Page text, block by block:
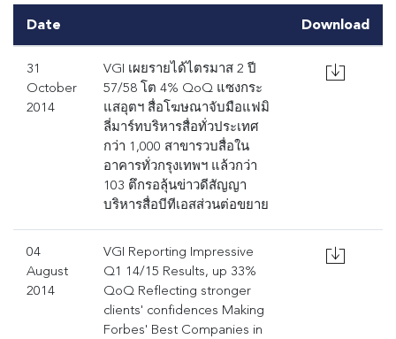
Date Download
31
October
2014
VGI เผยรายได้ไตรมาส 2 ปี
57/58 โต 4% QoQ แซงกระ
แสอุตฯ สื่อโฆษณาจับมือแฟมิ
ลี่มาร์ทบริหารสื่อทั่วประเทศ
กว่า 1,000 สาขารวบสื่อใน
อาคารทั่วกรุงเทพฯ แล้วกว่า
103 ตึกรอลุ้นข่าวดีสัญญา
บริหารสื่อบีทีเอสส่วนต่อขยาย
04
August
2014
VGI Reporting Impressive
Q1 14/15 Results, up 33%
QoQ Reflecting stronger
clients' confidences Making
Forbes' Best Companies in